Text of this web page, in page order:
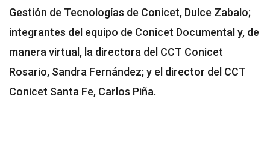
Gestión de Tecnologías de Conicet, Dulce Zabalo;
integrantes del equipo de Conicet Documental y, de
manera virtual, la directora del CCT Conicet
Rosario, Sandra Fernández; y el director del CCT
Conicet Santa Fe, Carlos Piña.